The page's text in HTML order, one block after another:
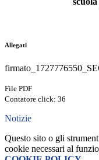
Allegati
File PDF
Contatore click: 36
Notizie
Questo sito o gli
cookie necessari al